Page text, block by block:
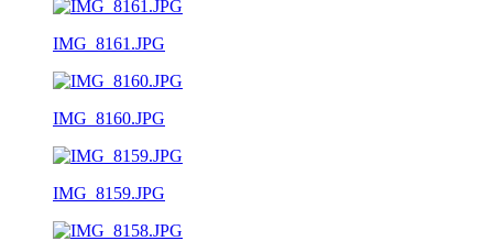
IMG_8161.JPG
IMG_8160.JPG
IMG_8159.JPG